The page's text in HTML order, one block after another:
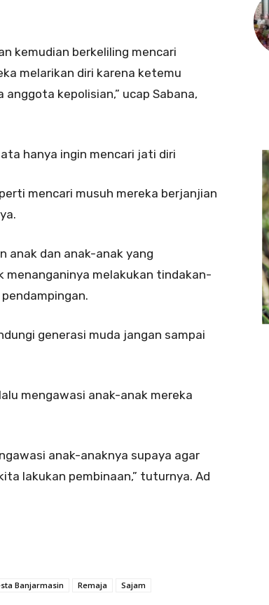
kemudian berkeliling mencari
melarikan diri karena ketemu
kepolisian,” ucap Sabana,
hanya ingin mencari jati diri
mencari musuh mereka berjanjian
anak dan anak-anak yang
menanganinya melakukan tindakan-
generasi muda jangan sampai
mengawasi anak-anak mereka
anak-anaknya supaya agar
lakukan pembinaan,” tuturnya. Ad
Banjarmasin Remaja Sajam